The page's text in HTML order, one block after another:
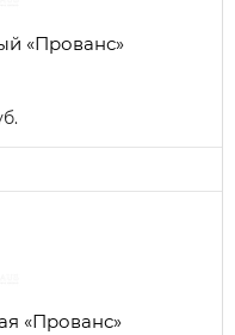
«Прованс»
«Прованс»